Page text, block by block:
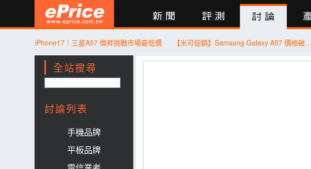
評測 討論 產品 買賣 商城 登入 行動版
iPhone17｜三星A57 傑昇挑戰市場最低價 【米可促銷】Samsung Galaxy A57 價格破盤！米可手機館限時 $13,890 (8/4~8/6)
全站搜尋
討論列表
手機品牌
平板品牌